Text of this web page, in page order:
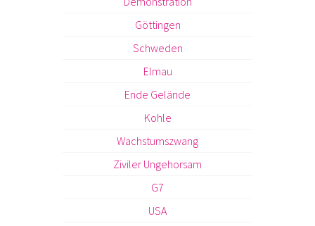
Göttingen
Schweden
Elmau
Ende Gelände
Kohle
Wachstumszwang
Ziviler Ungehorsam
G7
USA